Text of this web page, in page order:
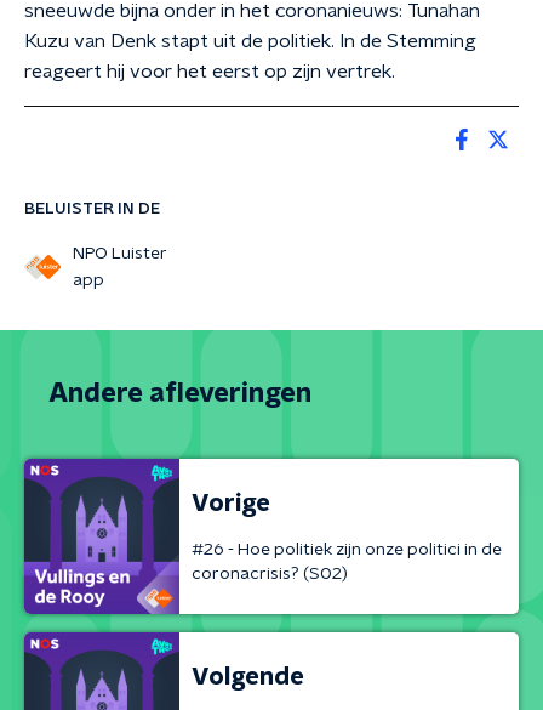
BELUISTER IN DE
NPO Luister
app
sneeuwde bijna onder in het coronanieuws: Tunahan
Kuzu van Denk stapt uit de politiek. In de Stemming
reageert hij voor het eerst op zijn vertrek.
Andere afleveringen
Vorige
#26 - Hoe politiek zijn onze politici in de
coronacrisis? (S02)
Volgende